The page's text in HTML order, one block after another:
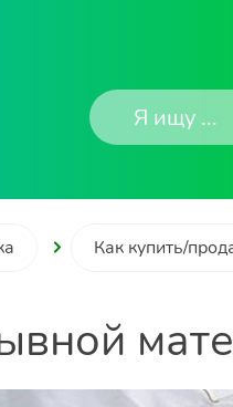
Как купить/